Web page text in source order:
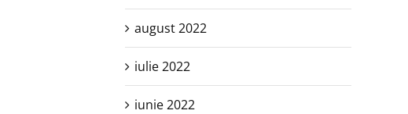
august 2022
iulie 2022
iunie 2022